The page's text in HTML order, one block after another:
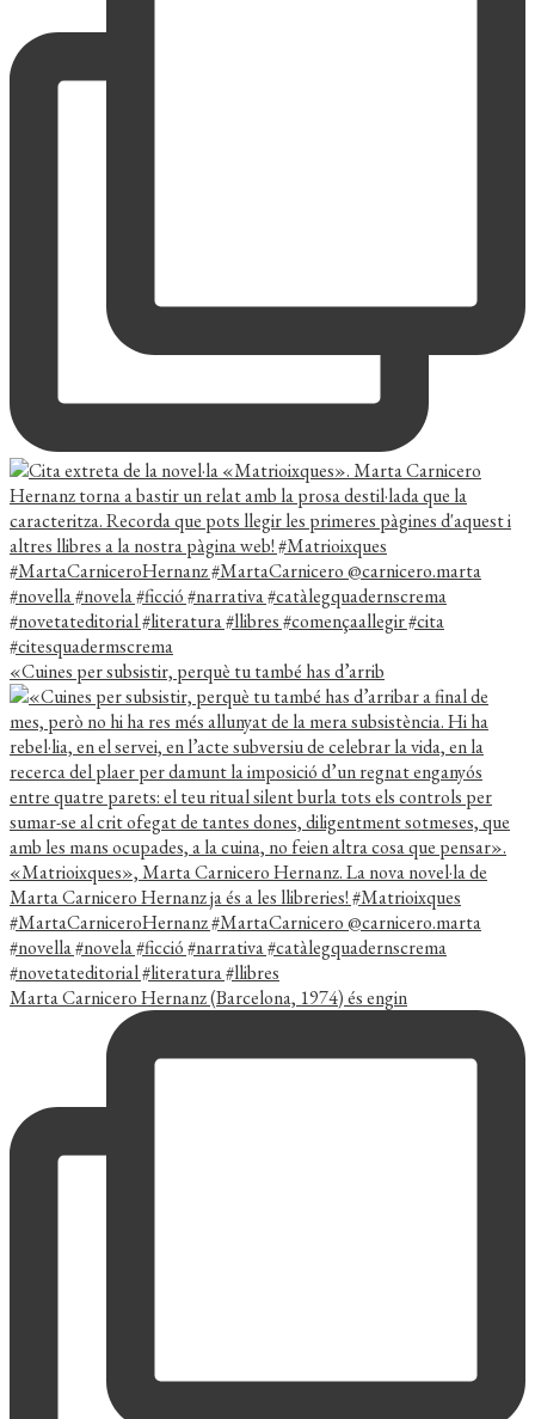
«Cuines per subsistir, perquè tu també has d’arrib
Marta Carnicero Hernanz (Barcelona, 1974) és engin